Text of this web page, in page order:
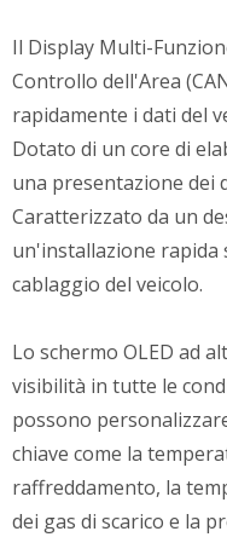
Il Display Multi-
Controllo dell'Area
rapidamente i dati del
Dotato di un core di
una presentazione dei
Caratterizzato da un
un'installazione rapida
cablaggio del veicolo.
Lo schermo OLED ad
visibilità in tutte le
possono
chiave come la
raffreddamento, la
dei gas di scarico e la